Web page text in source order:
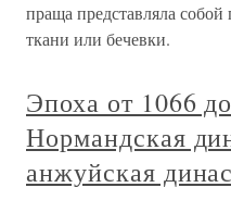
праща представляла
ткани или бечевки.
Эпоха от 1066
Нормандская
анжуйская